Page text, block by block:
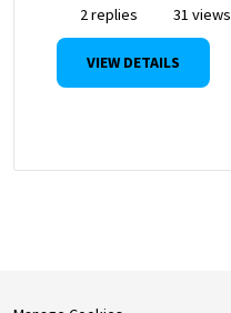
2 replies
31 views
VIEW DETAILS